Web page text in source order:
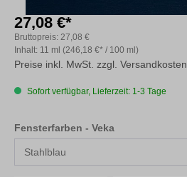
27,08 €*
Inhalt: 11 ml (246,18 €* / 100 ml)
Bruttopreis: 27,08 €
Preise inkl. MwSt. zzgl. Versandkosten
Sofort verfügbar, Lieferzeit: 1-3 Tage
Fensterfarben - Veka